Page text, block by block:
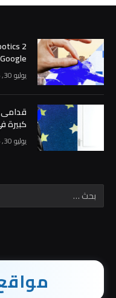
Google إلى العالم المادي
يوليو 30, 2026
كبيرة
يوليو 30, 2026